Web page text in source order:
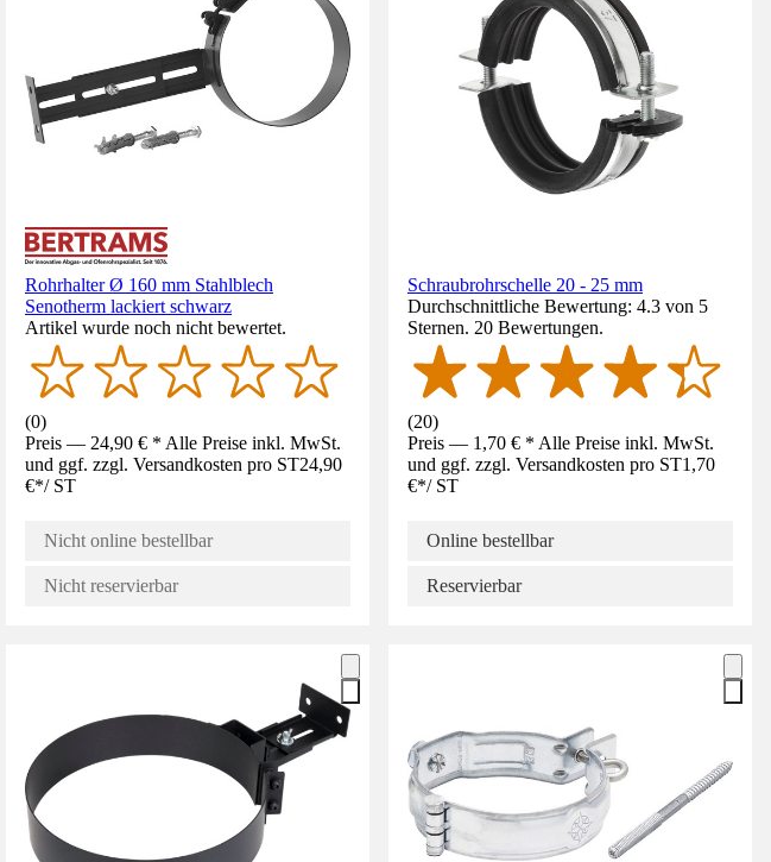
Rohrhalter Ø 160 mm Stahlblech
Senotherm lackiert schwarz
Artikel wurde noch nicht bewertet.
(0)
Preis — 24,90 € * Alle Preise inkl. MwSt.
und ggf. zzgl. Versandkosten pro ST24,90
€*/ ST
Nicht online bestellbar
Nicht reservierbar
Schraubrohrschelle 20 - 25 mm
Durchschnittliche Bewertung: 4.3 von 5
Sternen. 20 Bewertungen.
(20)
Preis — 1,70 € * Alle Preise inkl. MwSt.
und ggf. zzgl. Versandkosten pro ST1,70
€*/ ST
Online bestellbar
Reservierbar